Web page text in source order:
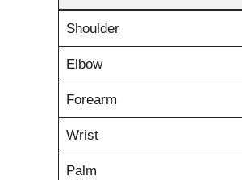
Shoulder
Elbow
Forearm
Wrist
Palm